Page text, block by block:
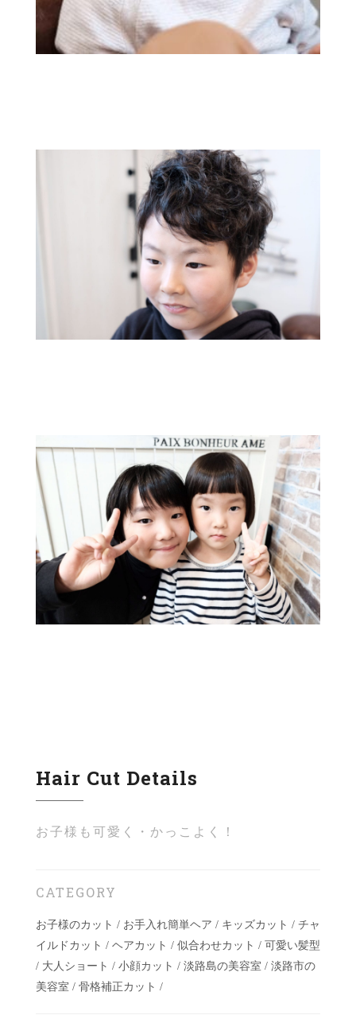
Hair Cut Details
お子様も可愛く・かっこよく！
CATEGORY
お子様のカット / お手入れ簡単ヘア / キッズカット / チャ
イルドカット / ヘアカット / 似合わせカット / 可愛い髪型
/ 大人ショート / 小顔カット / 淡路島の美容室 / 淡路市の
美容室 / 骨格補正カット /